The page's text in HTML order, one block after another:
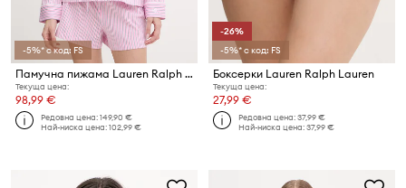
-5%* с код: FS
Памучна пижама Lauren Ralph Lauren
Текуща цена:
98,99 €
Редовна цена:149,90 €
Най-ниска цена:102,99 €
-26%
-5%* с код: FS
Боксерки Lauren Ralph Lauren
Текуща цена:
27,99 €
Редовна цена:37,99 €
Най-ниска цена:37,99 €